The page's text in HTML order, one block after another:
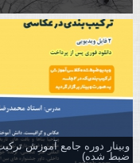
وبینار دوره جامع آموزش
ضبط شده)